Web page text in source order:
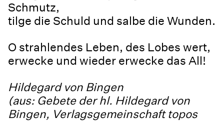
Schmutz,
tilge die Schuld und salbe die Wunden.
O strahlendes Leben, des Lobes wert,
erwecke und wieder erwecke das All!
Hildegard von Bingen
(aus: Gebete der hl. Hildegard von
Bingen, Verlagsgemeinschaft topos